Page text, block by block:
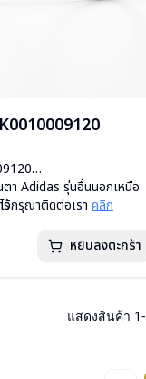
า Adidas รุ่นอื่นนอกเหนือ
ว้กรุณาติดต่อเรา คลิก
หยิบลงตะกร้า
แสดงสินค้า 1-